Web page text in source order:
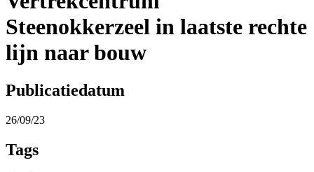
Steenokkerzeel in laatste rechte
lijn naar bouw
Publicatiedatum
26/09/23
Tags